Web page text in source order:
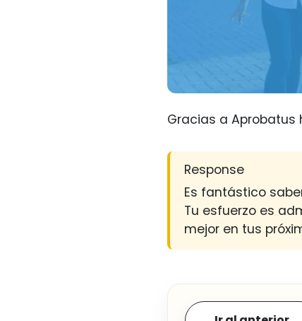
Gracias a Aprobatus
Response
Es fantástico
Tu esfuerzo es
mejor en tus